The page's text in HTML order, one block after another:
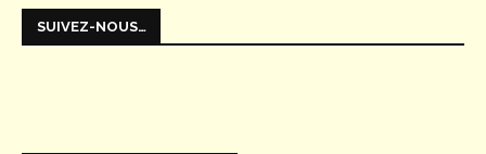
SUIVEZ-NOUS…